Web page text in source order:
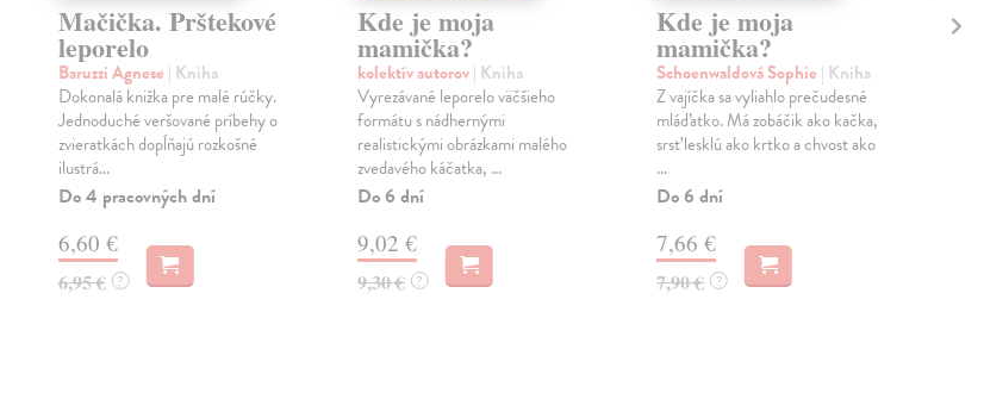
Mačička. Prštekové
leporelo
Baruzzi Agnese | Kniha
Dokonalá knižka pre malé rúčky.
Jednoduché veršované príbehy o
zvieratkách dopĺňajú rozkošné
ilustrá...
Do 4 pracovných dní
6,60 €
6,95 € ?
Kde je moja
mamička?
kolektív autorov| Kniha
Vyrezávané leporelo väčšieho
formátu s nádhernými
realistickými obrázkami malého
zvedavého káčatka, ...
Do 6 dní
9,02 €
9,30 € ?
Kde je moja
mamička?
Schoenwaldová Sophie | Kniha
Z vajíčka sa vyliahlo prečudesné
mláďatko. Má zobáčik ako kačka,
srsť lesklú ako krtko a chvost ako
...
Do 6 dní
7,66 €
7,90 € ?